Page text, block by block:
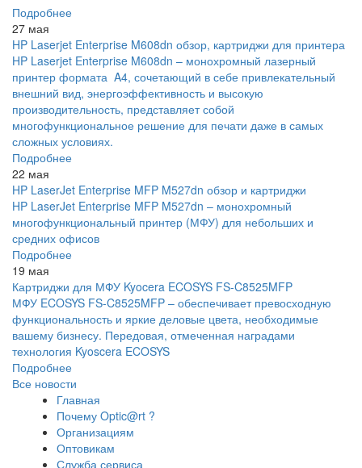
Подробнее
27 мая
HP Laserjet Enterprise M608dn обзор, картриджи для принтера
HP Laserjet Enterprise M608dn – монохромный лазерный
принтер формата A4, сочетающий в себе привлекательный
внешний вид, энергоэффективность и высокую
производительность, представляет собой
многофункциональное решение для печати даже в самых
сложных условиях.
Подробнее
22 мая
HP LaserJet Enterprise MFP M527dn обзор и картриджи
HP LaserJet Enterprise MFP M527dn – монохромный
многофункциональный принтер (МФУ) для небольших и
средних офисов
Подробнее
19 мая
Картриджи для МФУ Kyocera ECOSYS FS-C8525MFP
МФУ ECOSYS FS-C8525MFP – обеспечивает превосходную
функциональность и яркие деловые цвета, необходимые
вашему бизнесу. Передовая, отмеченная наградами
технология Kyoscera ECOSYS
Подробнее
Все новости
Главная
Почему Optic@rt ?
Организациям
Оптовикам
Служба сервиса